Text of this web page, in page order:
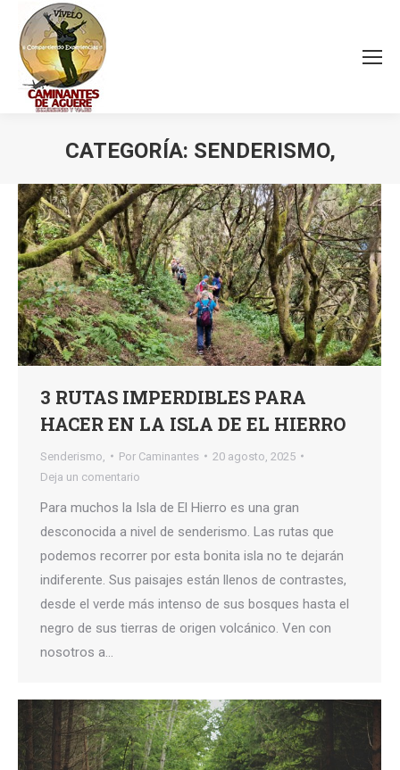
CATEGORÍA: SENDERISMO,
3 RUTAS IMPERDIBLES PARA
HACER EN LA ISLA DE EL HIERRO
Senderismo, Por Caminantes
20 agosto, 2025
Deja un comentario
Para muchos la Isla de El Hierro es una gran
desconocida a nivel de senderismo. Las rutas que
podemos recorrer por esta bonita isla no te dejarán
indiferente. Sus paisajes están llenos de contrastes,
desde el verde más intenso de sus bosques hasta el
negro de sus tierras de origen volcánico. Ven con
nosotros a…